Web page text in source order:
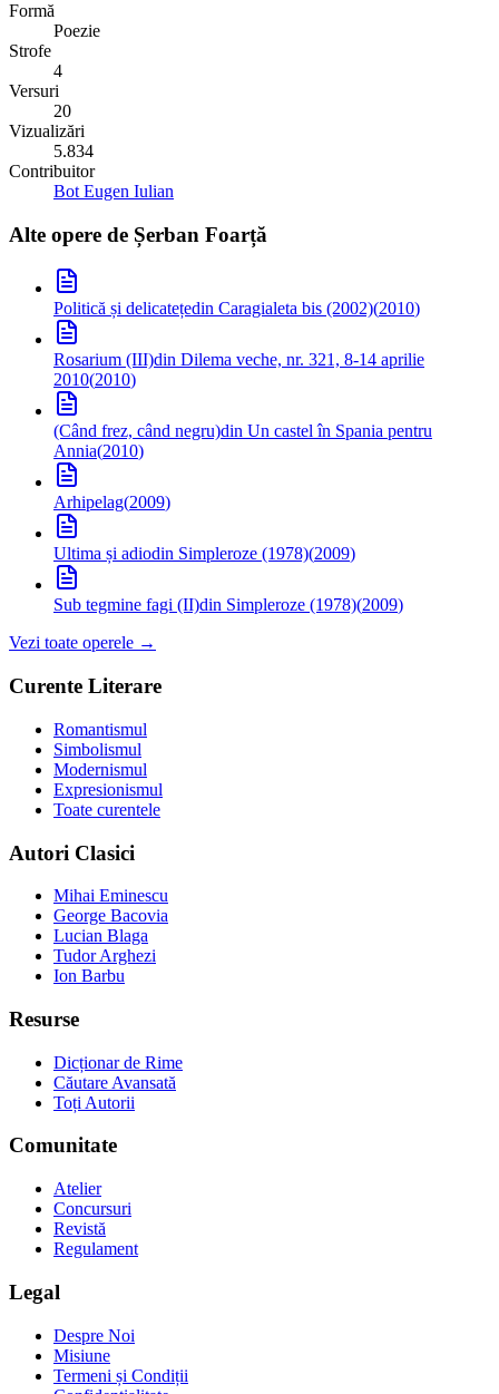
Formă
Poezie
Strofe
4
Versuri
20
Vizualizări
5.834
Contribuitor
Bot Eugen Iulian
Alte opere de Șerban Foarță
Politică și delicatețedin Caragialeta bis (2002)(2010)
Rosarium (III)din Dilema veche, nr. 321, 8-14 aprilie
2010(2010)
(Când frez, când negru)din Un castel în Spania pentru
Annia(2010)
Arhipelag(2009)
Ultima și adiodin Simpleroze (1978)(2009)
Sub tegmine fagi (II)din Simpleroze (1978)(2009)
Vezi toate operele →
Curente Literare
Romantismul
Simbolismul
Modernismul
Expresionismul
Toate curentele
Autori Clasici
Mihai Eminescu
George Bacovia
Lucian Blaga
Tudor Arghezi
Ion Barbu
Resurse
Dicționar de Rime
Căutare Avansată
Toți Autorii
Comunitate
Atelier
Concursuri
Revistă
Regulament
Legal
Despre Noi
Misiune
Termeni și Condiții